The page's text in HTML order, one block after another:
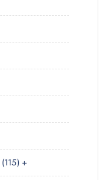
1151
1
+